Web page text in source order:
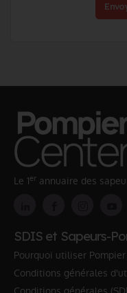
Le 1er annuaire des
SDIS et Sapeurs-
Pourquoi utiliser Pompier
Conditions générales